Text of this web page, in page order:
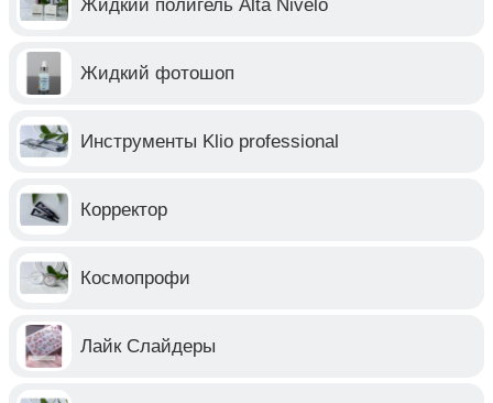
Жидкий полигель Alta Nivelo
Жидкий фотошоп
Инструменты Klio professional
Корректор
Космопрофи
Лайк Слайдеры